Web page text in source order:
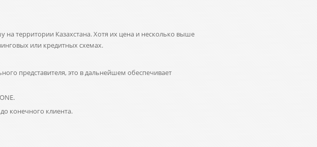
территории Казахстана. Хотя их цена и несколько выше
или кредитных схемах.
представителя, это в дальнейшем обеспечивает
.
конечного клиента.